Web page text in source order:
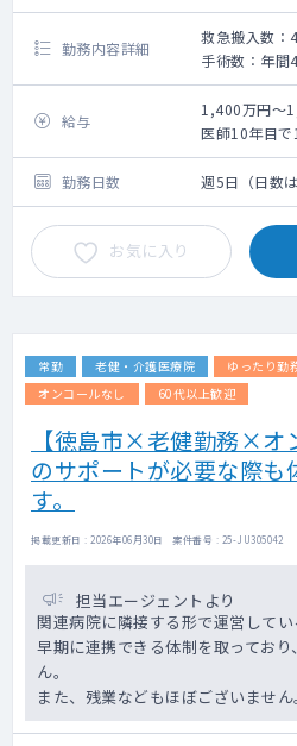
勤務内容詳細
救急搬入数：
手術数：年間
給与
1,400万円～
医師10年目
（働き方によ
勤務日数
週5日（日数
お気に入り
常勤 老健・介護医療院 ゆったり勤
オンコールなし
60代以上歓迎
【徳島市×老健勤務×オ
のサポートが必要な際も
す。
掲載更新日 : 2026年06月30日 案件番号 : 25-JU305042
担当エージェントより
関連病院に隣接する形で運営してい
早期に連携できる体制を取ってお
ん。
また、残業などもほぼございません。